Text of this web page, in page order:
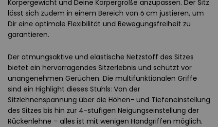
Körpergewicht und Deine Körpergröße anzupassen. Der Sitz
lässt sich zudem in einem Bereich von 6 cm justieren, um
Dir eine optimale Flexibilität und Bewegungsfreiheit zu
garantieren.
Der atmungsaktive und elastische Netzstoff des Sitzes
bietet ein hervorragendes Sitzerlebnis und schützt vor
unangenehmen Gerüchen. Die multifunktionalen Griffe
sind ein Highlight dieses Stuhls: Von der
Sitzlehnenspannung über die Höhen- und Tiefeneinstellung
des Sitzes bis hin zur 4-stufigen Neigungseinstellung der
Rückenlehne – alles ist mit wenigen Handgriffen möglich.